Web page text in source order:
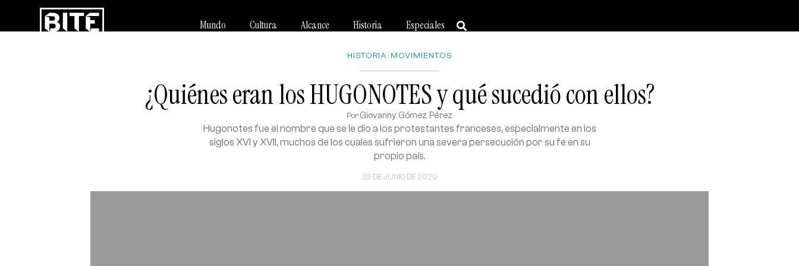
Mundo Cultura Alcance Historia Especiales
HISTORIA MOVIMIENTOS
¿Quiénes eran los HUGONOTES y qué sucedió con ellos?
Por Giovanny Gómez Pérez
23 DE JUNIO DE 2020
Hugonotes fue el nombre que se le dio a los protestantes franceses, especialmente en los
siglos XVI y XVII, muchos de los cuales sufrieron una severa persecución por su fe en su
propio país.